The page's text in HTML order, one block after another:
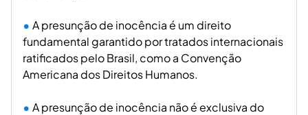
A presunção de inocência é um direito
fundamental garantido por tratados internacionais
ratificados pelo Brasil, como a Convenção
Americana dos Direitos Humanos.
A presunção de inocência não é exclusiva do